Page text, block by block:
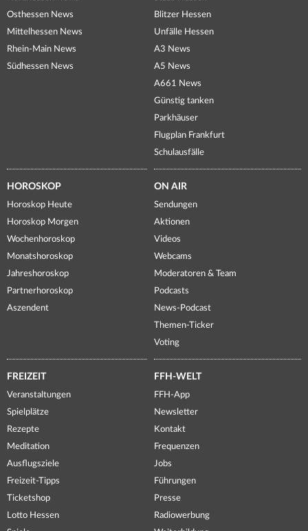
Osthessen News
Mittelhessen News
Rhein-Main News
Südhessen News
Blitzer Hessen
Unfälle Hessen
A3 News
A5 News
A661 News
Günstig tanken
Parkhäuser
Flugplan Frankfurt
Schulausfälle
HOROSKOP
Horoskop Heute
Horoskop Morgen
Wochenhoroskop
Monatshoroskop
Jahreshoroskop
Partnerhoroskop
Aszendent
ON AIR
Sendungen
Aktionen
Videos
Webcams
Moderatoren & Team
Podcasts
News-Podcast
Themen-Ticker
Voting
FREIZEIT
Veranstaltungen
Spielplätze
Rezepte
Meditation
Ausflugsziele
Freizeit-Tipps
Ticketshop
Lotto Hessen
FFH-WELT
FFH-App
Newsletter
Kontakt
Frequenzen
Jobs
Führungen
Presse
Radiowerbung